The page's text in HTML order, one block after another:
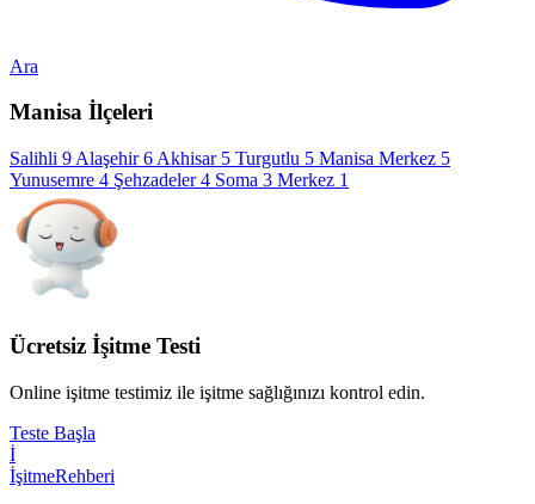
Ara
Manisa İlçeleri
Salihli 9 Alaşehir 6 Akhisar 5 Turgutlu 5 Manisa Merkez 5
Yunusemre 4 Şehzadeler 4 Soma 3 Merkez 1
Ücretsiz İşitme Testi
Online işitme testimiz ile işitme sağlığınızı kontrol edin.
Teste Başla
İ
İşitmeRehberi